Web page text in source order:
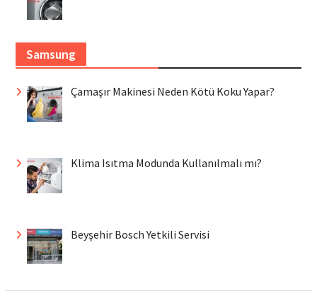
Samsung
Çamaşır Makinesi Neden Kötü Koku Yapar?
Klima Isıtma Modunda Kullanılmalı mı?
Beyşehir Bosch Yetkili Servisi